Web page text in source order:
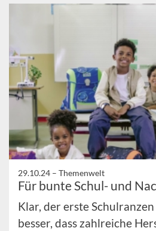
29.10.24 – Themenwelt
Für bunte Schul- und
Klar, der erste
besser, dass zahlreiche